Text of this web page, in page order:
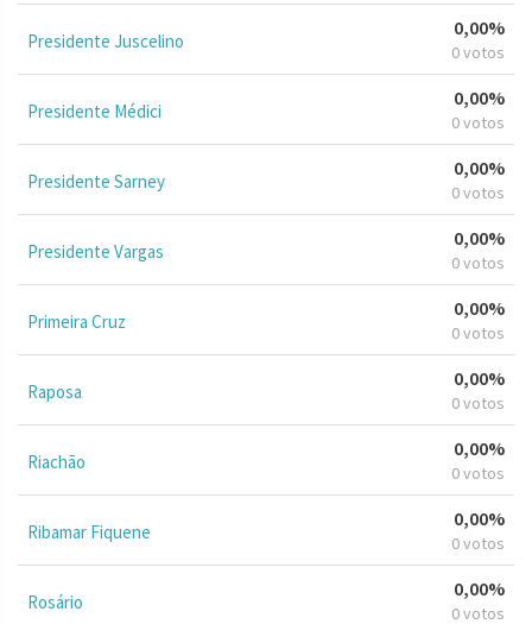
Presidente Juscelino
0,00%
0 votos
Presidente Médici
0,00%
0 votos
Presidente Sarney
0,00%
0 votos
Presidente Vargas
0,00%
0 votos
Primeira Cruz
0,00%
0 votos
Raposa
0,00%
0 votos
Riachão
0,00%
0 votos
Ribamar Fiquene
0,00%
0 votos
Rosário
0,00%
0 votos